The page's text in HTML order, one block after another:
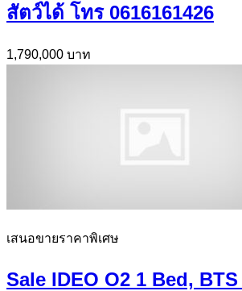
สัตว์ได้ โทร 0616161426
1,790,000 บาท
เสนอขายราคาพิเศษ
Sale IDEO O2 1 Bed,